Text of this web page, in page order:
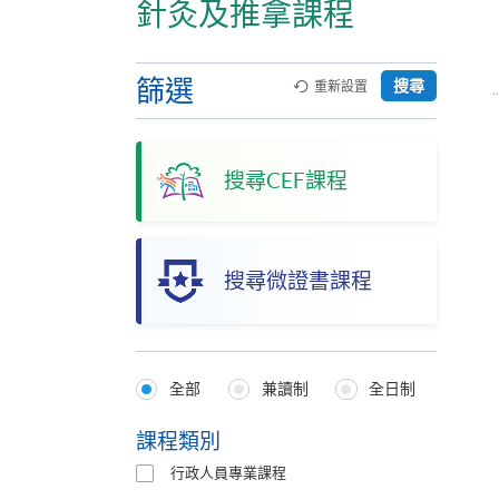
針灸及推拿課程
篩選
搜尋CEF課程
搜尋微證書課程
重新設置 搜尋
Programmes
Type
全部 兼讀制 全日制
課程類別
行政人員專業課程